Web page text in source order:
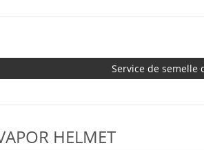
Service de semelle
HELMET